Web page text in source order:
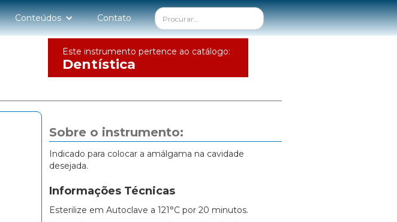
Conteúdos Contato
Este instrumento pertence ao catálogo:
Dentística
Sobre o instrumento:
Indicado para colocar a amálgama na cavidade
desejada.
Informações Técnicas
Esterilize em Autoclave a 121°C por 20 minutos.